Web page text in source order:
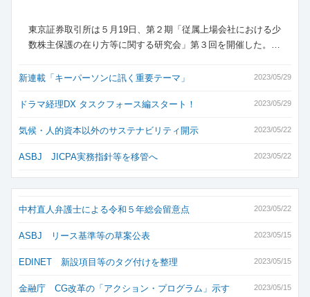
東京証券取引所は５月19日、第２期「従属上場会社における少
数株主保護の在り方等に関する研究会」第３回を開催した。…
2023/05/29
新連載「キーパーソンに訊く重要テーマ」
2023/05/29
ドラマ経理DX タスクフォース編スタート！
2023/05/22
気候・人的資本以外のサステナビリティ開示
2023/05/22
ASBJ JICPA実務指針等を移管へ
2023/05/22
中村直人弁護士による令和５年総会留意点
2023/05/15
ASBJ リース基準等の草案公表
2023/05/15
EDINET 新設項目等のタグ付けを整理
2023/05/15
金融庁 CG改革の「アクション・プログラム」示す